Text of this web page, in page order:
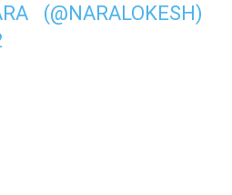
(@NARALOKESH)